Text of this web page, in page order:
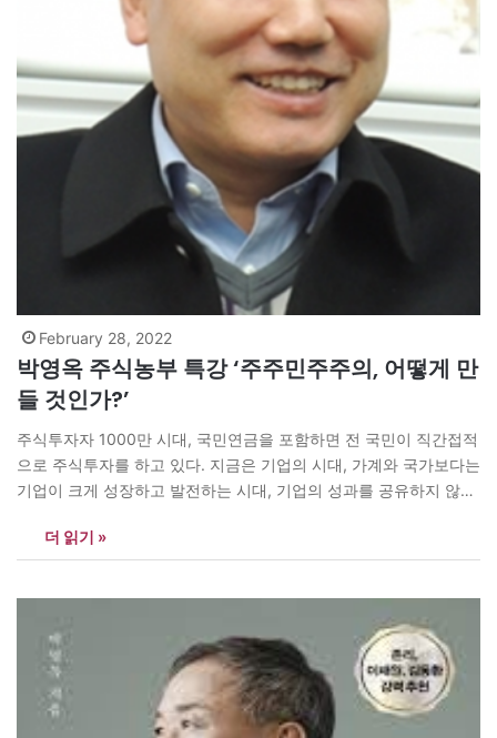
February 28, 2022
박영옥 주식농부 특강 ‘주주민주주의, 어떻게 만
들 것인가?’
주식투자자 1000만 시대, 국민연금을 포함하면 전 국민이 직간접적
으로 주식투자를 하고 있다. 지금은 기업의 시대, 가계와 국가보다는
기업이 크게 성장하고 발전하는 시대, 기업의 성과를 공유하지 않고
이 함께 성장하고 발전하는 아주 넓고 큰 길이다. 기업의 주인이 되
어 성과를 함께 공유하는 게 주식투자다. 주식투자를…
더 읽기 »